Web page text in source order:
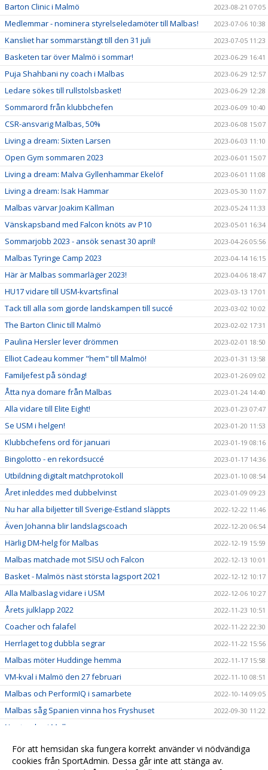
Barton Clinic i Malmö 2023-08-21 07:05
Medlemmar - nominera styrelseledamöter till Malbas! 2023-07-06 10:38
Kansliet har sommarstängt till den 31 juli 2023-07-05 11:23
Basketen tar över Malmö i sommar! 2023-06-29 16:41
Puja Shahbani ny coach i Malbas 2023-06-29 12:57
Ledare sökes till rullstolsbasket! 2023-06-29 12:28
Sommarord från klubbchefen 2023-06-09 10:40
CSR-ansvarig Malbas, 50% 2023-06-08 15:07
Living a dream: Sixten Larsen 2023-06-03 11:10
Open Gym sommaren 2023 2023-06-01 15:07
Living a dream: Malva Gyllenhammar Ekelöf 2023-06-01 11:08
Living a dream: Isak Hammar 2023-05-30 11:07
Malbas värvar Joakim Källman 2023-05-24 11:33
Vänskapsband med Falcon knöts av P10 2023-05-01 16:34
Sommarjobb 2023 - ansök senast 30 april! 2023-04-26 05:56
Malbas Tyringe Camp 2023 2023-04-14 16:15
Här är Malbas sommarläger 2023! 2023-04-06 18:47
HU17 vidare till USM-kvartsfinal 2023-03-13 17:01
Tack till alla som gjorde landskampen till succé 2023-03-02 10:02
The Barton Clinic till Malmö 2023-02-02 17:31
Paulina Hersler lever drömmen 2023-02-01 18:50
Elliot Cadeau kommer "hem" till Malmö! 2023-01-31 13:58
Familjefest på söndag! 2023-01-26 09:02
Åtta nya domare från Malbas 2023-01-24 14:40
Alla vidare till Elite Eight! 2023-01-23 07:47
Se USM i helgen! 2023-01-20 11:53
Klubbchefens ord för januari 2023-01-19 08:16
Bingolotto - en rekordsuccé 2023-01-17 14:36
Utbildning digitalt matchprotokoll 2023-01-10 08:54
Året inleddes med dubbelvinst 2023-01-09 09:23
Nu har alla biljetter till Sverige-Estland släppts 2022-12-22 11:46
Även Johanna blir landslagscoach 2022-12-20 06:54
Härlig DM-helg för Malbas 2022-12-19 15:59
Malbas matchade mot SISU och Falcon 2022-12-13 10:01
Basket - Malmös näst största lagsport 2021 2022-12-12 10:17
Alla Malbaslag vidare i USM 2022-12-06 10:27
Årets julklapp 2022 2022-11-23 10:51
Coacher och falafel 2022-11-22 22:30
Herrlaget tog dubbla segrar 2022-11-22 15:56
Malbas möter Huddinge hemma 2022-11-17 15:58
VM-kval i Malmö den 27 februari 2022-11-10 08:51
Malbas och PerformIQ i samarbete 2022-10-14 09:05
Malbas såg Spanien vinna hos Fryshuset 2022-09-30 11:22
Ny styrelse i Malbas
Scandic ny partner till Malbas
2022-09-23 11:19
För att hemsidan ska fungera korrekt använder vi nödvändiga
cookies från SportAdmin. Dessa går inte att stänga av.